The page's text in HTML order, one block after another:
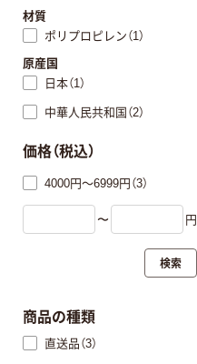
材質
ポリプロピレン（1）
原産国
日本（1）
中華人民共和国（2）
価格（税込）
4000円～6999円（3）
〜 円
検索
商品の種類
直送品（3）